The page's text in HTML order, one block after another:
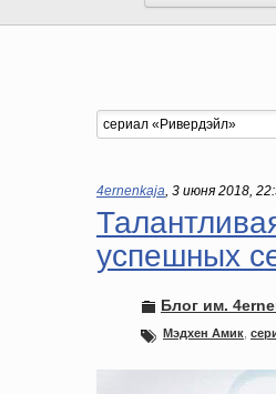
4ernenkaja, 3 июня 2018,
успешных
Блог им.
Мэдхен Амик